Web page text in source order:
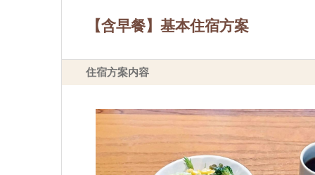
【含早餐】基本住宿方案
住宿方案内容